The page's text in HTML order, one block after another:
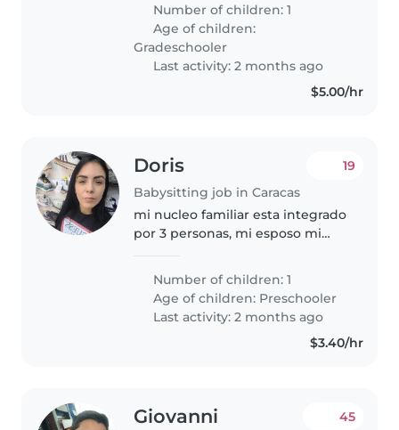
solo momentos cortos
Number of children: 1
Age of children:
Gradeschooler
Last activity: 2 months ago
$5.00/hr
Doris
Babysitting job in Caracas
19
mi nucleo familiar esta integrado
por 3 personas, mi esposo mi
correctas muy organizadas
agrdables, zaid un niño
maravilloso cariñoso.
Number of children: 1
Age of children: Preschooler
Last activity: 2 months ago
$3.40/hr
Giovanni 45